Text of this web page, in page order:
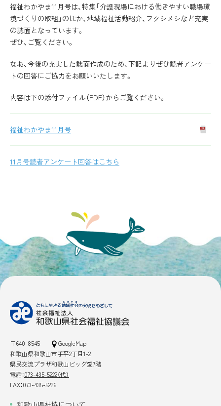
福祉わかやま11月号は、特集「介護現場における働きやすい職場環
境づくりの取組」のほか、地域福祉活動紹介、フクシメシなど充実
の誌面となっています。
ぜひ、ご覧ください。
なお、今後の充実した誌面作成のため、下記よりぜひ読者アンケー
トの回答にご協力をお願いいたします。
内容は下の添付ファイル（PDF）からご覧ください。
福祉わかやま11月号
11月号読者アンケート回答はこちら
〒640-8545
GoogleMap
和歌山県和歌山市手平2丁目1-2
県民交流プラザ和歌山ビッグ愛7階
電話：073-435-5222（代）
FAX：073-435-5226